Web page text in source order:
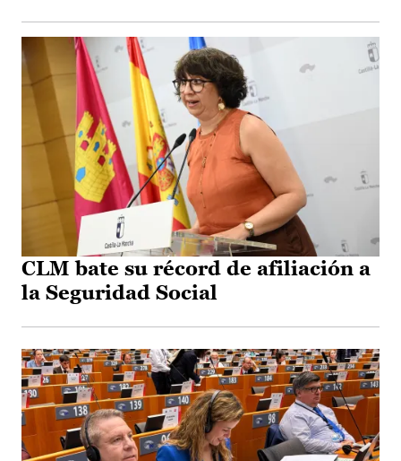
CLM bate su récord de afiliación a
la Seguridad Social